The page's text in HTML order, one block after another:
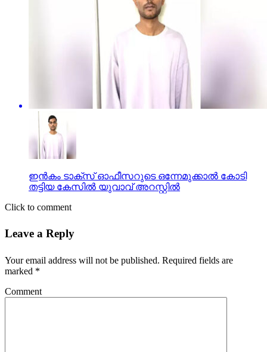
ഇന്‍കം ടാക്സ് ഓഫീസറുടെ ഒന്നേമുക്കാല്‍ കോടി
തട്ടിയ കേസില്‍ യുവാവ് അറസ്റ്റില്‍
Click to comment
Leave a Reply
Your email address will not be published. Required fields are
marked *
Comment